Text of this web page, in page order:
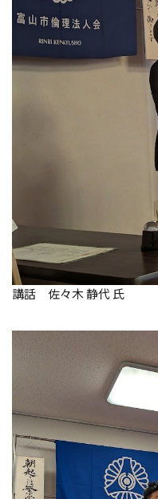
講話 佐々木 静代 氏